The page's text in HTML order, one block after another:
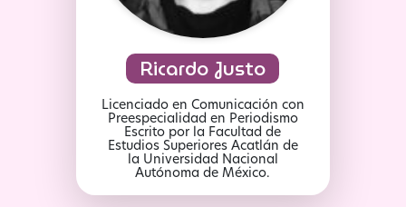
Ricardo Justo
Licenciado en Comunicación con
Preespecialidad en Periodismo
Escrito por la Facultad de
Estudios Superiores Acatlán de
la Universidad Nacional
Autónoma de México.